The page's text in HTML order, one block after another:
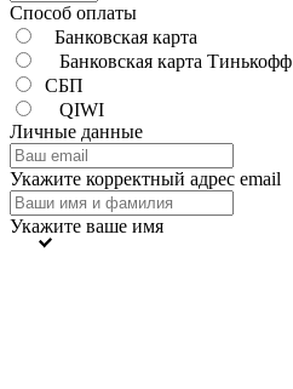
Способ оплаты
Банковская карта
Банковская карта Тинькофф
СБП
QIWI
Личные данные
Укажите корректный адрес email
Укажите ваше имя